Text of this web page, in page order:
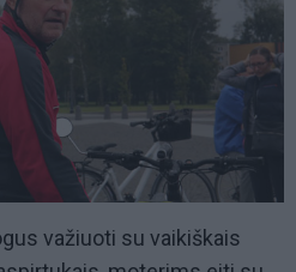
važiuoti su vaikiškais